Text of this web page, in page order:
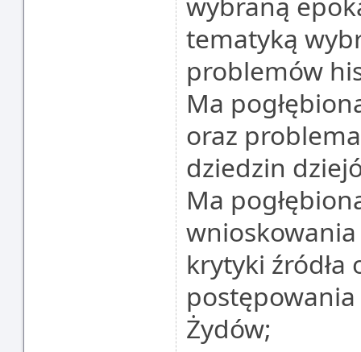
tematyką
problemów
Ma
oraz
dziedzin
Ma
krytyki źródła
Żydów;